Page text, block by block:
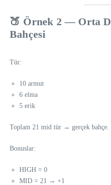
🍑 Örnek 2 — Orta
Bahçesi
Tür:
10 armut
6 elma
5 erik
Toplam 21 mid tür → gerçek bahçe.
Bonuslar:
HIGH = 0
MID = 21 → +1